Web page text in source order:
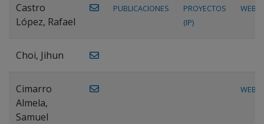
Castro
López, Rafael
PUBLICACIONES
PROYECTOS
(IP)
WEB
Choi, Jihun
Cimarro
Almela,
Samuel
WEB